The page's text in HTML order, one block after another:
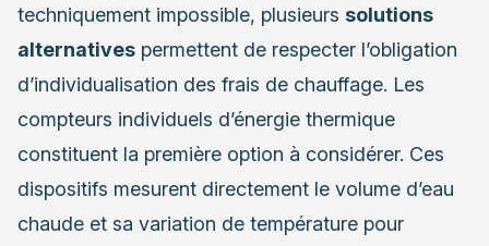
techniquement impossible, plusieurs solutions
alternatives permettent de respecter l’obligation
d’individualisation des frais de chauffage. Les
compteurs individuels d’énergie thermique
constituent la première option à considérer. Ces
dispositifs mesurent directement le volume d’eau
chaude et sa variation de température pour